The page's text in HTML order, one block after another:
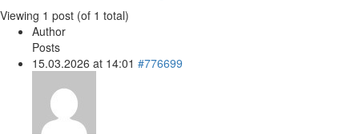
Viewing 1 post (of 1 total)
Author
Posts
15.03.2026 at 14:01 #776699